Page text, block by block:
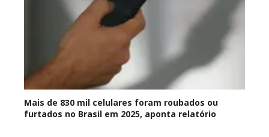
Mais de 830 mil celulares foram roubados ou
furtados no Brasil em 2025, aponta relatório